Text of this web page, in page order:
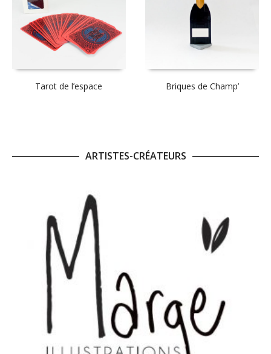
Tarot de l’espace Briques de Champ’
ARTISTES-CRÉATEURS